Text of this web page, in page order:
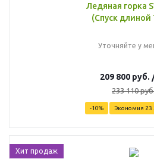
Ледяная горка
(Спуск длиной
Уточняйте у
209 800руб.
233 110
-10% Экономия 23
Хит продаж